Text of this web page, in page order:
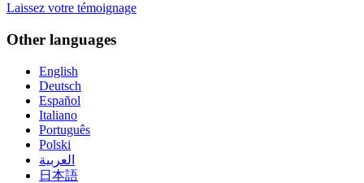
Laissez votre témoignage
Other languages
English
Deutsch
Español
Italiano
Português
Polski
العربية
日本語